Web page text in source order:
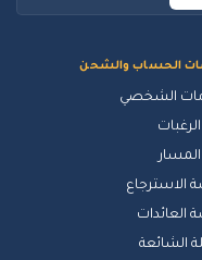
الحساب والشحن
الشخصي
الاسترجاع
العائدات
الشائعة